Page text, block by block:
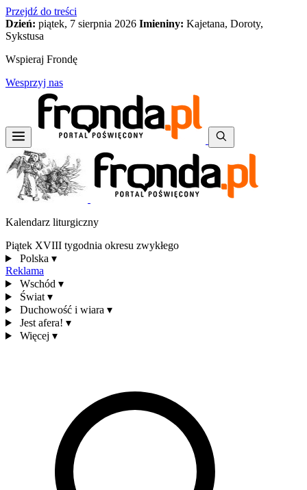
Przejdź do treści
Dzień: piątek, 7 sierpnia 2026 Imieniny: Kajetana, Doroty,
Sykstusa
Wspieraj Frondę
Wesprzyj nas
Kalendarz liturgiczny
Piątek XVIII tygodnia okresu zwykłego
Polska ▾
Reklama
Wschód ▾
Świat ▾
Duchowość i wiara ▾
Jest afera! ▾
Więcej ▾